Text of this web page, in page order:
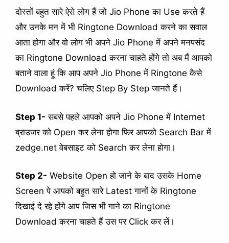
दोस्तों बहुत सारे ऐसे लोग हैं जो Jio Phone का Use करते हैं
और उनके मन में भी Ringtone Download करने का सवाल
आता होगा और वो लोग भी अपने Jio Phone में अपने मनपसंद
का Ringtone Download करना चाहते होंगे तो अब मैं आपको
बताने वाला हूं कि आप अपने Jio Phone में Ringtone कैसे
Download करें? चलिए Step By Step जानते हैं।
Step 1- सबसे पहले आपको अपने Jio Phone में Internet
ब्राउजर को Open कर लेना होगा फिर आपको Search Bar में
zedge.net वेबसाइट को Search कर लेना होगा।
Step 2- Website Open हो जाने के बाद उसके Home
Screen पे आपको बहुत सारे Latest गानों के Ringtone
दिखाई दे रहे होंगे आप जिस भी गाने का Ringtone
Download करना चाहते हैं उस पर Click कर लें।